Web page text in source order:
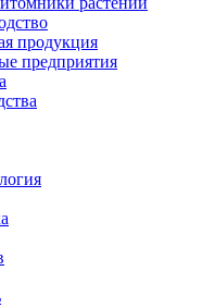
продукция
предприятия